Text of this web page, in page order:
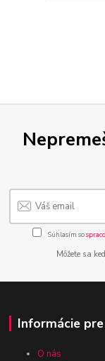
Súhlasím so
Môžete sa
Informácie
O nás